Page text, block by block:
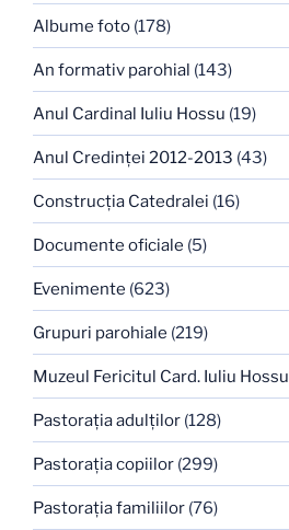
Albume foto (178)
An formativ parohial (143)
Anul Cardinal Iuliu Hossu (19)
Anul Credinţei 2012-2013 (43)
Construcţia Catedralei (16)
Documente oficiale (5)
Evenimente (623)
Grupuri parohiale (219)
Muzeul Fericitul Card. Iuliu Hossu
Pastoraţia adulţilor (128)
Pastoraţia copiilor (299)
Pastoraţia familiilor (76)